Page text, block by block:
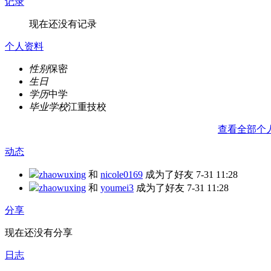
现在还没有记录
个人资料
性别保密
生日
学历中学
毕业学校江重技校
查看全部个
动态
zhaowuxing 和 nicole0169 成为了好友 7-31 11:28
zhaowuxing 和 youmei3 成为了好友 7-31 11:28
分享
现在还没有分享
日志